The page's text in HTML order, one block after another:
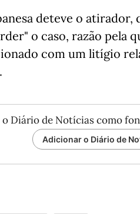
deteve o
o caso, razão pela
com um litígio
o Diário de Notícias como
Adicionar o Diário de